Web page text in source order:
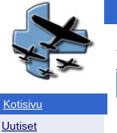
Kotisivu
Uutiset